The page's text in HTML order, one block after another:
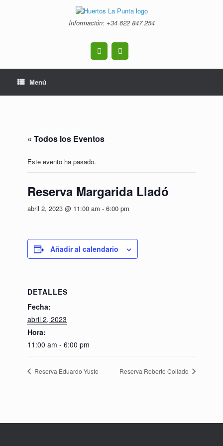
Información: +34 ‭622 847 254‬
Menú
« Todos los Eventos
Este evento ha pasado.
Reserva Margarida Lladó
abril 2, 2023 @ 11:00 am - 6:00 pm
Añadir al calendario
DETALLES
Fecha:
abril 2, 2023
Hora:
11:00 am - 6:00 pm
Reserva Eduardo Yuste Reserva Roberto Collado